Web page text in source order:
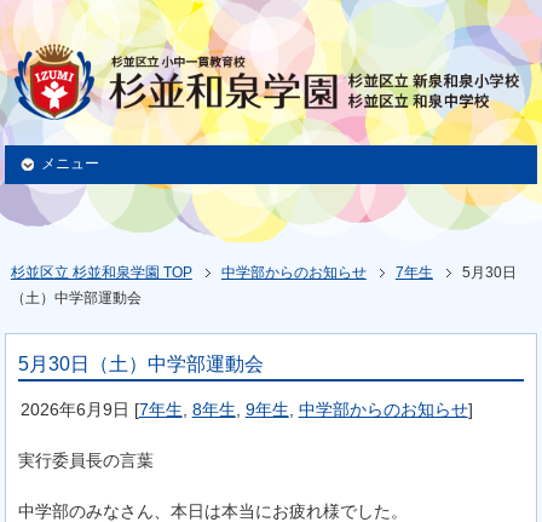
メニュー
杉並区立 杉並和泉学園 TOP 中学部からのお知らせ 7年生
5月30日
（土）中学部運動会
5月30日（土）中学部運動会
2026年6月9日 [7年生 8年生 9年生 中学部からのお知らせ]
実行委員長の言葉
中学部のみなさん、本日は本当にお疲れ様でした。